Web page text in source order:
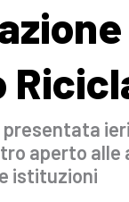
aperto alle
istituzioni